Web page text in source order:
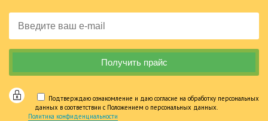
Подтверждаю ознакомление и даю согласие на обработку персональных
данных в соответствии с Положением о персональных данных.
Политика конфиденциальности